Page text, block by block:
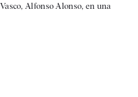
Alfonso Alonso, en una